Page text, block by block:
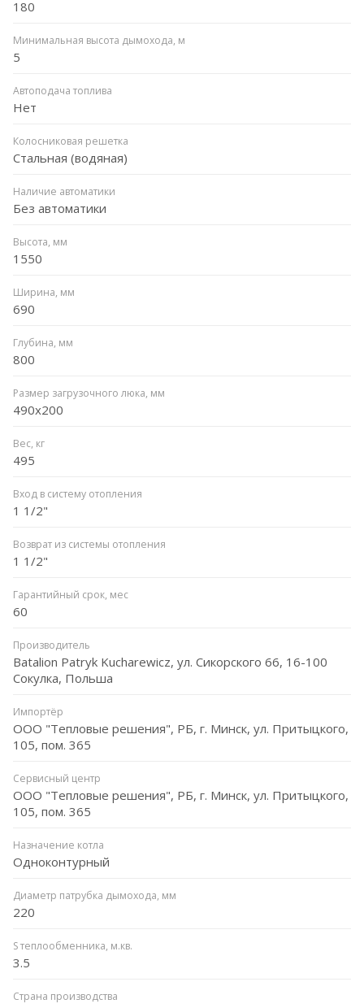
180
Минимальная высота дымохода, м
5
Автоподача топлива
Нет
Колосниковая решетка
Стальная (водяная)
Наличие автоматики
Без автоматики
Высота, мм
1550
Ширина, мм
690
Глубина, мм
800
Размер загрузочного люка, мм
490x200
Вес, кг
495
Вход в систему отопления
1 1/2"
Возврат из системы отопления
1 1/2"
Гарантийный срок, мес
60
Производитель
Batalion Patryk Kucharewicz, ул. Сикорского 66, 16-100
Сокулка, Польша
Импортёр
ООО "Тепловые решения", РБ, г. Минск, ул. Притыцкого,
105, пом. 365
Сервисный центр
ООО "Тепловые решения", РБ, г. Минск, ул. Притыцкого,
105, пом. 365
Назначение котла
Одноконтурный
Диаметр патрубка дымохода, мм
220
S теплообменника, м.кв.
3.5
Страна производства